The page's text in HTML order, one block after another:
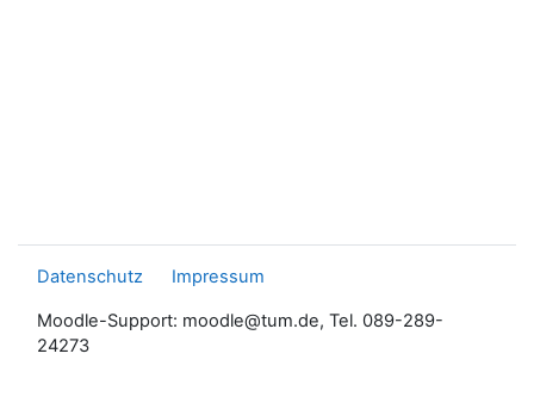
Datenschutz Impressum
Moodle-Support: moodle@tum.de, Tel. 089-289-
24273